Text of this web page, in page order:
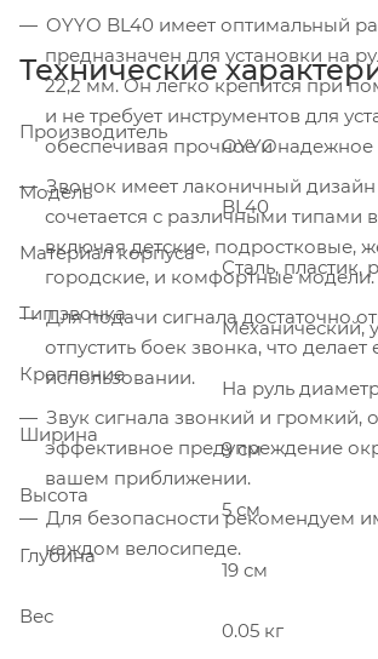
OYYO BL40 имеет оптимальный
предназначен для установки на
22,2 мм. Он легко крепится при
и не требует инструментов для
обеспечивая прочное и надежное
Звонок имеет лаконичный
сочетается с различными типами
включая детские, подростковые,
городские, и комфортные модели.
Для подачи сигнала достаточно
отпустить боек звонка, что
использовании.
Звук сигнала звонкий и громкий,
эффективное предупреждение
вашем приближении.
Для безопасности рекомендуем
каждом велосипеде.
Технические
Производитель
OYYO
Модель
BL40
Материал корпуса
Сталь, пластик,
Тип звонка
Механический,
Крепление
На руль
Ширина
9 см
Высота
5 см
Глубина
19 см
Вес
0.05 кг